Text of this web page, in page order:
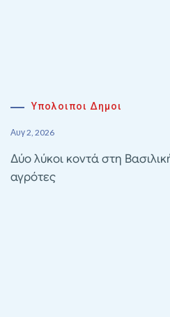
Υπολοιποι Δημοι
Αυγ 2, 2026
Δύο λύκοι κοντά στη
αγρότες